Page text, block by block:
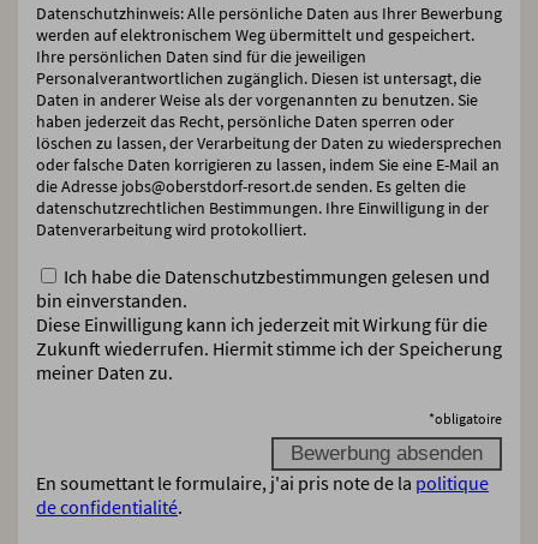
Datenschutzhinweis: Alle persönliche Daten aus Ihrer Bewerbung
werden auf elektronischem Weg übermittelt und gespeichert.
Ihre persönlichen Daten sind für die jeweiligen
Personalverantwortlichen zugänglich. Diesen ist untersagt, die
Daten in anderer Weise als der vorgenannten zu benutzen. Sie
haben jederzeit das Recht, persönliche Daten sperren oder
löschen zu lassen, der Verarbeitung der Daten zu wiedersprechen
oder falsche Daten korrigieren zu lassen, indem Sie eine E-Mail an
die Adresse jobs@oberstdorf-resort.de senden. Es gelten die
datenschutzrechtlichen Bestimmungen. Ihre Einwilligung in der
Datenverarbeitung wird protokolliert.
Ich habe die Datenschutzbestimmungen gelesen und
bin einverstanden.
Diese Einwilligung kann ich jederzeit mit Wirkung für die
Zukunft wiederrufen. Hiermit stimme ich der Speicherung
meiner Daten zu.
*obligatoire
En soumettant le formulaire, j'ai pris note de la politique
de confidentialité.